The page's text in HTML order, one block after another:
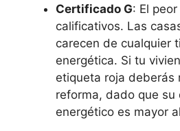
Certificado G: El
calificativos. Las
carecen de cualquier
energética. Si tu
etiqueta roja deberás
reforma, dado que su
energético es mayor